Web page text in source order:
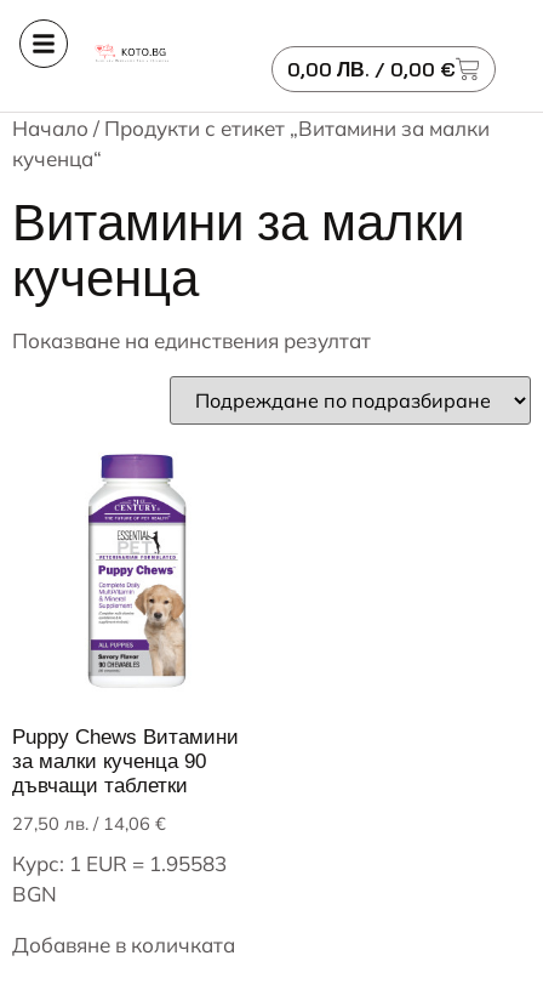
0,00 ЛВ. / 0,00 €
Начало / Продукти с етикет „Витамини за малки
кученца“
Витамини за малки
кученца
Показване на единствения резултат
Puppy Chews Витамини
за малки кученца 90
дъвчащи таблетки
27,50 лв. / 14,06 €
Курс: 1 EUR = 1.95583
BGN
Добавяне в количката